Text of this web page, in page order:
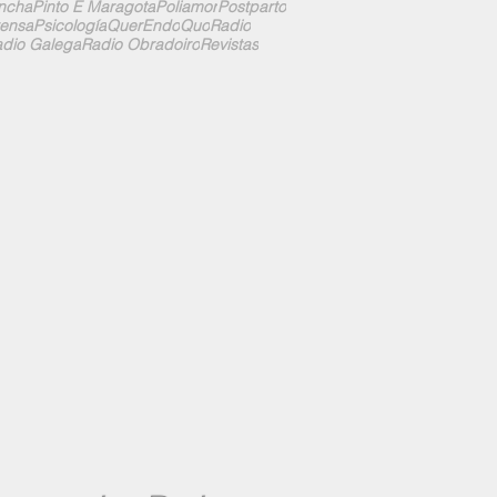
Pinto E MaragotaPoliamorPostparto
PsicologíaQuerEndoQuoRadio
GalegaRadio ObradoiroRevistas